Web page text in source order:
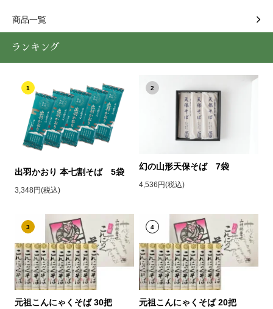
商品一覧
ランキング
1
出羽かおり 本七割そば 5袋
3,348円(税込)
2
幻の山形天保そば 7袋
4,536円(税込)
3
元祖こんにゃくそば 30把
4
元祖こんにゃくそば 20把